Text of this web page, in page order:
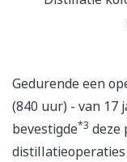
Gedurende een
(840 uur) - van 17
bevestigde*3 deze